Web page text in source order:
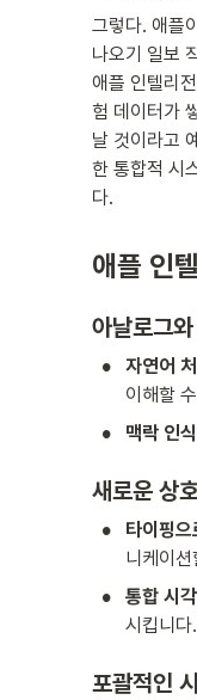
그렇다. 애플
나오기 일보
애플 인텔리
험 데이터가
날 것이라고
한 통합적 시
다.
애플 인
아날로그
• 자연어 처
이해할
• 맥락 인식
새로운 상
• 타이핑
니케이
• 통합 시
시킵니다.
포괄적인